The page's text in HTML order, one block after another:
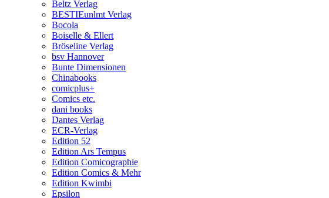
Beltz Verlag
BESTIEunlmt Verlag
Bocola
Boiselle & Ellert
Bröseline Verlag
bsv Hannover
Bunte Dimensionen
Chinabooks
comicplus+
Comics etc.
dani books
Dantes Verlag
ECR-Verlag
Edition 52
Edition Ars Tempus
Edition Comicographie
Edition Comics & Mehr
Edition Kwimbi
Epsilon